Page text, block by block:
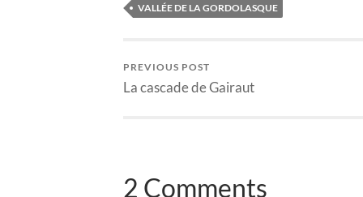
VALLÉE DE LA GORDOLASQUE
PREVIOUS POST
La cascade de Gairaut
2 Comments